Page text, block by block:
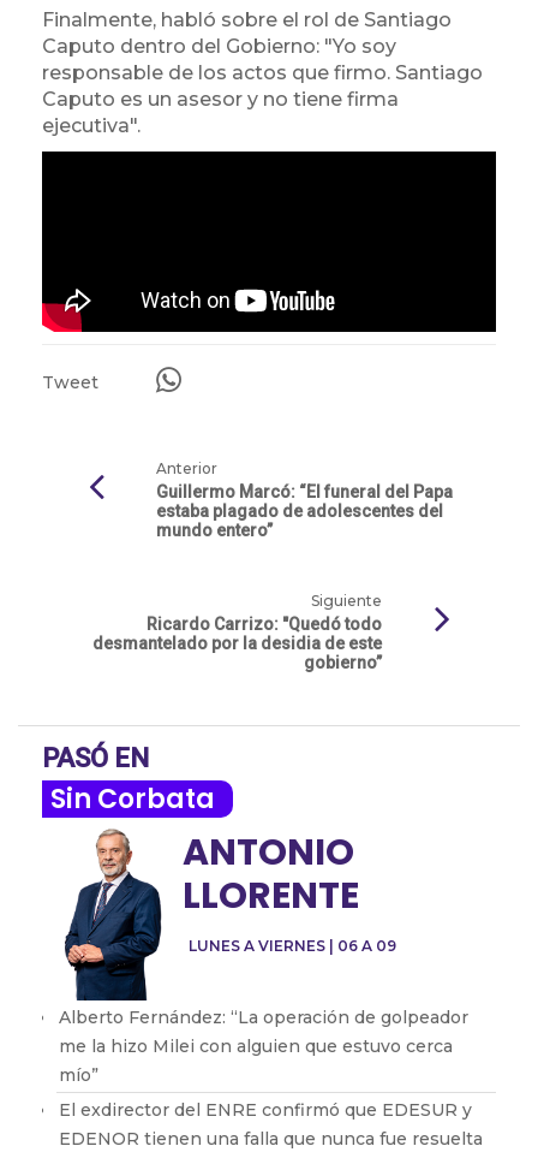
Finalmente, habló sobre el rol de Santiago
Caputo dentro del Gobierno: "Yo soy
responsable de los actos que firmo. Santiago
Caputo es un asesor y no tiene firma
ejecutiva".
Tweet
Anterior
Guillermo Marcó: “El funeral del Papa
estaba plagado de adolescentes del
mundo entero”
Siguiente
Ricardo Carrizo: "Quedó todo
desmantelado por la desidia de este
gobierno”
PASÓ EN
Sin Corbata
LUNES A VIERNES | 06 A 09
ANTONIO
LLORENTE
Alberto Fernández: “La operación de golpeador
me la hizo Milei con alguien que estuvo cerca
mío”
El exdirector del ENRE confirmó que EDESUR y
EDENOR tienen una falla que nunca fue resuelta